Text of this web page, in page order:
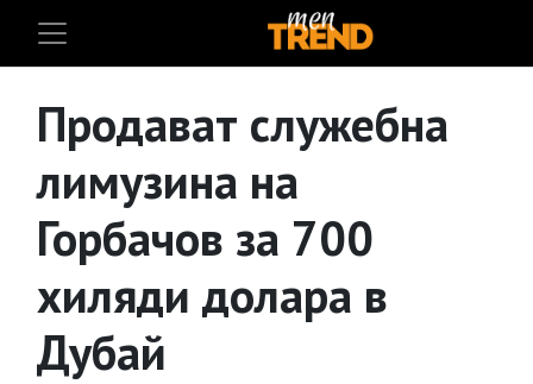
Продават служебна
лимузина на
Горбачов за 700
хиляди долара в
Дубай